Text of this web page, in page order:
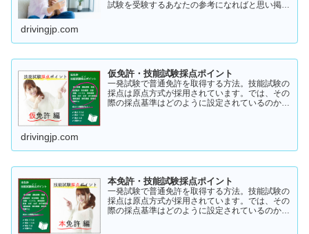
試験を受験するあなたの参考になればと思い掲載
drivingjp.com
仮免許・技能試験採点ポイント
一発試験で普通免許を取得する方法。技能試験の
採点は原点方式が採用されています。では、その
際の採点基準はどのように設定されているのかご
drivingjp.com
本免許・技能試験採点ポイント
一発試験で普通免許を取得する方法。技能試験の
採点は原点方式が採用されています。では、その
際の採点基準はどのように設定されているのかご